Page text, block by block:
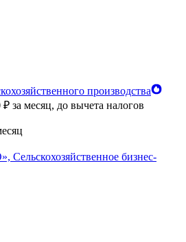
производства
₽ за месяц, до вычета налогов
Сельскохозяйственное бизнес-